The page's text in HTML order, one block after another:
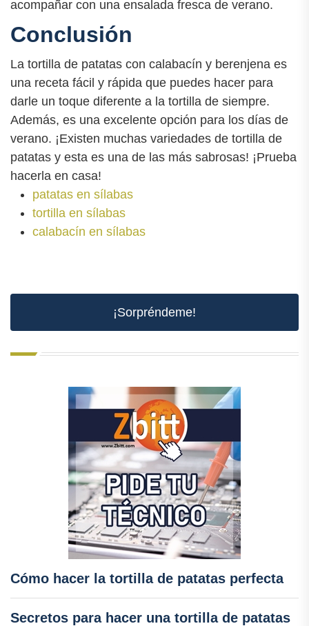
acompañar con una ensalada fresca de verano.
Conclusión
La tortilla de patatas con calabacín y berenjena es
una receta fácil y rápida que puedes hacer para
darle un toque diferente a la tortilla de siempre.
Además, es una excelente opción para los días de
verano. ¡Existen muchas variedades de tortilla de
patatas y esta es una de las más sabrosas! ¡Prueba
hacerla en casa!
patatas en sílabas
tortilla en sílabas
calabacín en sílabas
¡Sorpréndeme!
Cómo hacer la tortilla de patatas perfecta
Secretos para hacer una tortilla de patatas